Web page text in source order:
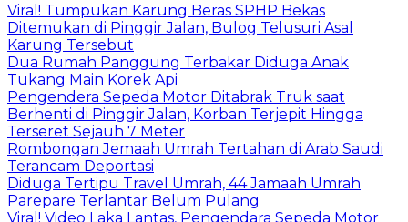
Viral! Tumpukan Karung Beras SPHP Bekas
Ditemukan di Pinggir Jalan, Bulog Telusuri Asal
Karung Tersebut
Dua Rumah Panggung Terbakar Diduga Anak
Tukang Main Korek Api
Pengendera Sepeda Motor Ditabrak Truk saat
Berhenti di Pinggir Jalan, Korban Terjepit Hingga
Terseret Sejauh 7 Meter
Rombongan Jemaah Umrah Tertahan di Arab Saudi
Terancam Deportasi
Diduga Tertipu Travel Umrah, 44 Jamaah Umrah
Parepare Terlantar Belum Pulang
Viral! Video Laka Lantas, Pengendara Sepeda Motor